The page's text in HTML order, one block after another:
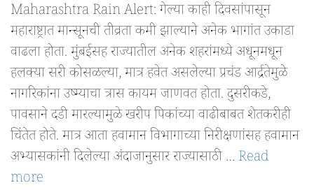
Maharashtra Rain Alert: गेल्या काही दिवसांपासून
महाराष्ट्रात मान्सूनची तीव्रता कमी झाल्याने अनेक भागांत उकाडा
वाढला होता. मुंबईसह राज्यातील अनेक शहरांमध्ये अधूनमधून
हलक्या सरी कोसळल्या, मात्र हवेत असलेल्या प्रचंड आर्द्रतेमुळे
नागरिकांना उष्म्याचा त्रास कायम जाणवत होता. दुसरीकडे,
पावसाने दडी मारल्यामुळे खरीप पिकांच्या वाढीबाबत शेतकरीही
चिंतेत होते. मात्र आता हवामान विभागाच्या निरीक्षणांसह हवामान
अभ्यासकांनी दिलेल्या अंदाजानुसार राज्यासाठी … Read
more